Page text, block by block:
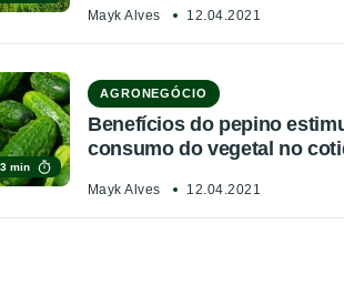
Mayk Alves 12.04.2021
3 min
AGRONEGÓCIO
Benefícios do pepino
consumo do vegetal no
Mayk Alves 12.04.2021